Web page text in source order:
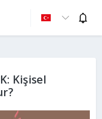
Kişisel